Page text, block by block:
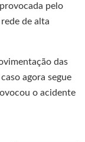
pelo
de alta
das
agora segue
o acidente